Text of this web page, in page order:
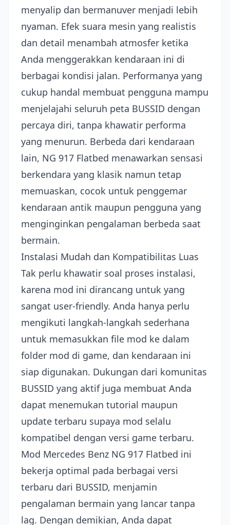
menyalip dan bermanuver menjadi lebih
nyaman. Efek suara mesin yang realistis
dan detail menambah atmosfer ketika
Anda menggerakkan kendaraan ini di
berbagai kondisi jalan. Performanya yang
cukup handal membuat pengguna mampu
menjelajahi seluruh peta BUSSID dengan
percaya diri, tanpa khawatir performa
yang menurun. Berbeda dari kendaraan
lain, NG 917 Flatbed menawarkan sensasi
berkendara yang klasik namun tetap
memuaskan, cocok untuk penggemar
kendaraan antik maupun pengguna yang
menginginkan pengalaman berbeda saat
bermain.
Instalasi Mudah dan Kompatibilitas Luas
Tak perlu khawatir soal proses instalasi,
karena mod ini dirancang untuk yang
sangat user-friendly. Anda hanya perlu
mengikuti langkah-langkah sederhana
untuk memasukkan file mod ke dalam
folder mod di game, dan kendaraan ini
siap digunakan. Dukungan dari komunitas
BUSSID yang aktif juga membuat Anda
dapat menemukan tutorial maupun
update terbaru supaya mod selalu
kompatibel dengan versi game terbaru.
Mod Mercedes Benz NG 917 Flatbed ini
bekerja optimal pada berbagai versi
terbaru dari BUSSID, menjamin
pengalaman bermain yang lancar tanpa
lag. Dengan demikian, Anda dapat